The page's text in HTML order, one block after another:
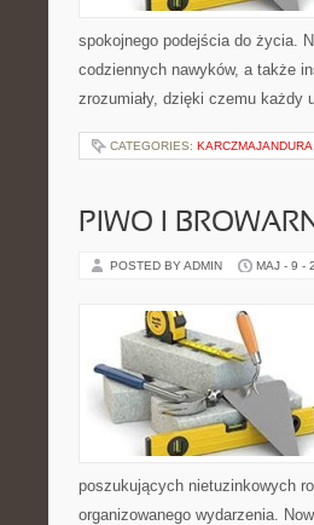
spokojnego podejścia do życia.
codziennych nawyków, a także
zrozumiały, dzięki czemu każdy
CATEGORIES: KARCZMAJANDURA
PIWO I
POSTED BY ADMIN MAJ - 9 -
poszukujących nietuzinkowych
organizowanego wydarzenia.